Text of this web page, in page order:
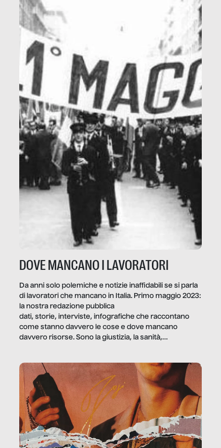
DOVE MANCANO I LAVORATORI
Da anni solo polemiche e notizie inaffidabili se si parla
di lavoratori che mancano in Italia. Primo maggio 2023:
la nostra redazione pubblica
dati, storie, interviste, infografiche che raccontano
come stanno davvero le cose e dove mancano
davvero risorse. Sono la giustizia, la sanità,